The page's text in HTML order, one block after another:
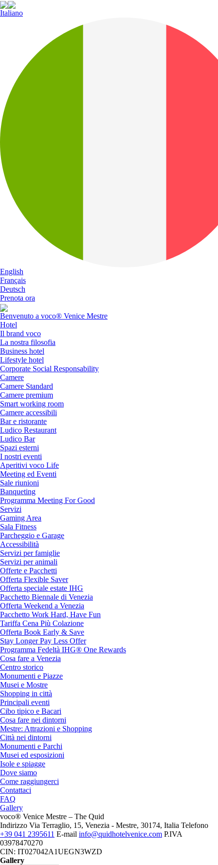
Italiano
English
Français
Deutsch
Prenota ora
Benvenuto a voco® Venice Mestre
Hotel
Il brand voco
La nostra filosofia
Business hotel
Lifestyle hotel
Corporate Social Responsability
Camere
Camere Standard
Camere premium
Smart working room
Camere accessibili
Bar e ristorante
Ludico Restaurant
Ludico Bar
Spazi esterni
I nostri eventi
Aperitivi voco Life
Meeting ed Eventi
Sale riunioni
Banqueting
Programma Meeting For Good
Servizi
Gaming Area
Sala Fitness
Parcheggio e Garage
Accessibilità
Servizi per famiglie
Servizi per animali
Offerte e Pacchetti
Offerta Flexible Saver
Offerta speciale estate IHG
Pacchetto Biennale di Venezia
Offerta Weekend a Venezia
Pacchetto Work Hard, Have Fun
Tariffa Cena Più Colazione
Offerta Book Early & Save
Stay Longer Pay Less Offer
Programma Fedeltà IHG® One Rewards
Cosa fare a Venezia
Centro storico
Monumenti e Piazze
Musei e Mostre
Shopping in città
Principali eventi
Cibo tipico e Bacari
Cosa fare nei dintorni
Mestre: Attrazioni e Shopping
Città nei dintorni
Monumenti e Parchi
Musei ed esposizioni
Isole e spiagge
Dove siamo
Come raggiungerci
Contattaci
FAQ
Gallery
voco® Venice Mestre – The Quid
Indirizzo Via Terraglio, 15, Venezia - Mestre, 30174, Italia Telefono
+39 041 2395611 E-mail info@quidhotelvenice.com P.IVA
03978470270
CIN: IT027042A1UEGN3WZD
Gallery